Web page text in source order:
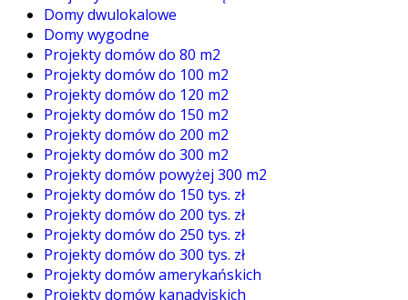
Domy dwulokalowe
Domy wygodne
Projekty domów do 80 m2
Projekty domów do 100 m2
Projekty domów do 120 m2
Projekty domów do 150 m2
Projekty domów do 200 m2
Projekty domów do 300 m2
Projekty domów powyżej 300 m2
Projekty domów do 150 tys. zł
Projekty domów do 200 tys. zł
Projekty domów do 250 tys. zł
Projekty domów do 300 tys. zł
Projekty domów amerykańskich
Projekty domów kanadyjskich